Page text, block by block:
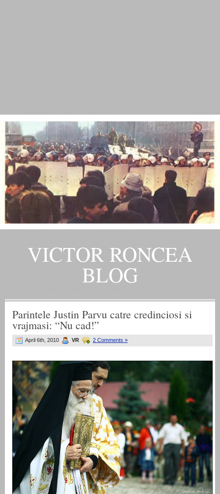
VICTOR RONCEA
BLOG
Parintele Justin Parvu catre credinciosi si
vrajmasi: “Nu cad!”
April 6th, 2010 VR 2 Comments »